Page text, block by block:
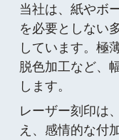
当社は、紙やボ
を必要としない
しています。極
脱色加工など、
します。
レーザー刻印は
え、感情的な付